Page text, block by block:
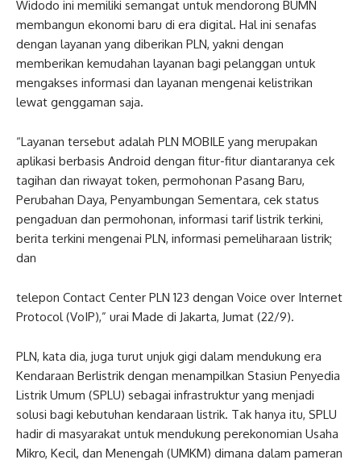
Widodo ini memiliki semangat untuk mendorong BUMN
membangun ekonomi baru di era digital. Hal ini senafas
dengan layanan yang diberikan PLN, yakni dengan
memberikan kemudahan layanan bagi pelanggan untuk
mengakses informasi dan layanan mengenai kelistrikan
lewat genggaman saja.
“Layanan tersebut adalah PLN MOBILE yang merupakan
aplikasi berbasis Android dengan fitur-fitur diantaranya cek
tagihan dan riwayat token, permohonan Pasang Baru,
Perubahan Daya, Penyambungan Sementara, cek status
pengaduan dan permohonan, informasi tarif listrik terkini,
berita terkini mengenai PLN, informasi pemeliharaan listrik;
dan
telepon Contact Center PLN 123 dengan Voice over Internet
Protocol (VoIP),” urai Made di Jakarta, Jumat (22/9).
PLN, kata dia, juga turut unjuk gigi dalam mendukung era
Kendaraan Berlistrik dengan menampilkan Stasiun Penyedia
Listrik Umum (SPLU) sebagai infrastruktur yang menjadi
solusi bagi kebutuhan kendaraan listrik. Tak hanya itu, SPLU
hadir di masyarakat untuk mendukung perekonomian Usaha
Mikro, Kecil, dan Menengah (UMKM) dimana dalam pameran